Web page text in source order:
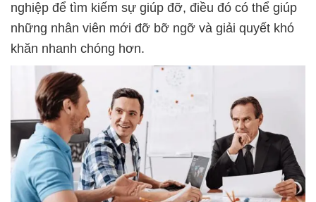
nghiệp để tìm kiếm sự giúp đỡ, điều đó có thể giúp
những nhân viên mới đỡ bỡ ngỡ và giải quyết khó